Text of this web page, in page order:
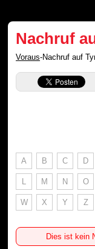
Nachruf
Voraus-Nachruf auf
A B C D
L M N O
W X Y Z
Dies ist kein